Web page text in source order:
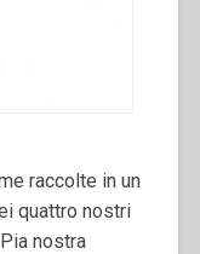
raccolte in un
quattro nostri
nostra